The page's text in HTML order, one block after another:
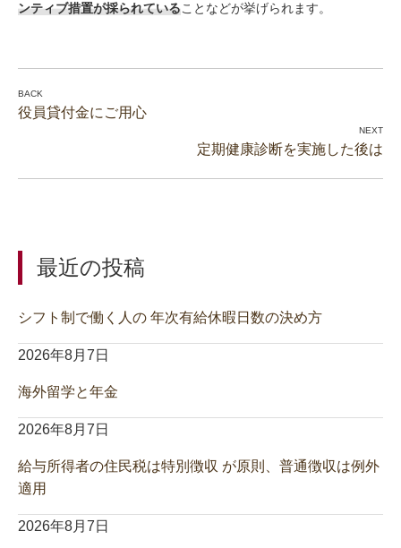
ンティブ措置が採られていることなどが挙げられます。
役員貸付金にご用心
定期健康診断を実施した後は
最近の投稿
シフト制で働く人の 年次有給休暇日数の決め方
2026年8月7日
海外留学と年金
2026年8月7日
給与所得者の住民税は特別徴収 が原則、普通徴収は例外
適用
2026年8月7日